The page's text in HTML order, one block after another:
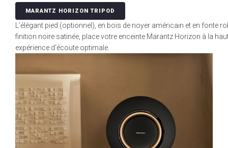
MARANTZ HORIZON TRIPOD
L’élégant pied (optionnel), en bois de noyer américain et en fonte
finition noire satinée, place votre enceinte Marantz Horizon à la
expérience d’écoute optimale.